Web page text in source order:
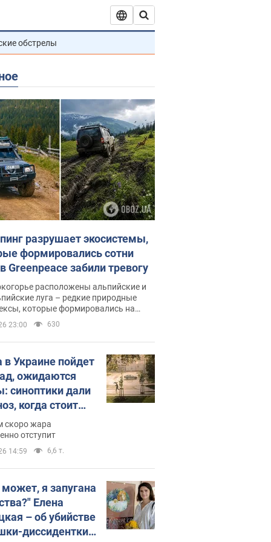
обстрелы
разрушает экосистемы,
формировались сотни
Greenpeace забили тревогу
расположены альпийские и
луга – редкие природные
которые формировались на
сотен лет
23:00 630
Украине пойдет
ожидаются
синоптики дали
когда стоит
изменения
скоро жара
отступит
14:59 6,6 т.
я запугана
Елена
– об убийстве
диссидентки